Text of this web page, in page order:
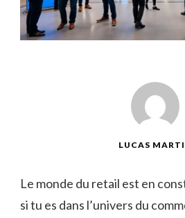
LUCAS
Le monde du retail est en
si tu es dans l’univers du